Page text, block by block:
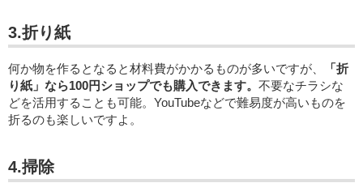
3.折り紙
何か物を作るとなると材料費がかかるものが多いですが、
「折
り紙」なら100円ショップでも購入できます。 不要なチラシな
どを活用することも可能。YouTubeなどで難易度が高いものを
折るのも楽しいですよ。
4.掃除